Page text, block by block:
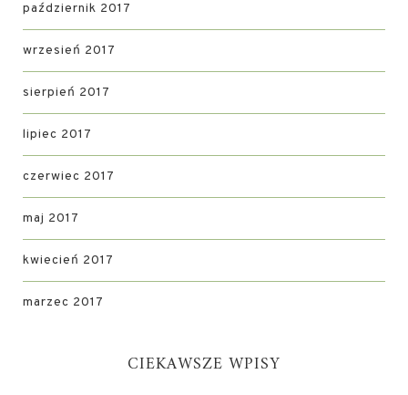
październik 2017
wrzesień 2017
sierpień 2017
lipiec 2017
czerwiec 2017
maj 2017
kwiecień 2017
marzec 2017
CIEKAWSZE WPISY